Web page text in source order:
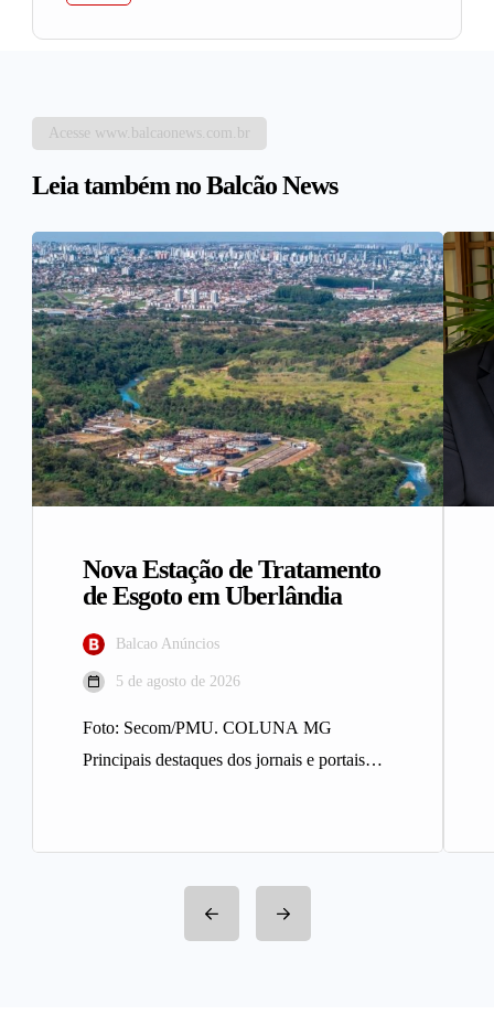
Acesse www.balcaonews.com.br
Leia também no Balcão News
Nova Estação de Tratamento
de Esgoto em Uberlândia
Balcao Anúncios
5 de agosto de 2026
Foto: Secom/PMU. COLUNA MG
Principais destaques dos jornais e portais